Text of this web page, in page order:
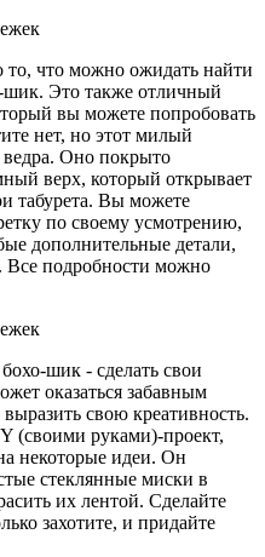
что можно ожидать найти
шик. Это также отличный
вы можете попробовать
нет, но этот милый
ведра. Оно покрыто
верх, который открывает
табурета. Вы можете
по своему усмотрению,
дополнительные детали,
Все подробности можно
шик - сделать свои
оказаться забавным
свою креативность.
(своими руками)-проект,
некоторые идеи. Он
стеклянные миски в
их лентой. Сделайте
захотите, и придайте